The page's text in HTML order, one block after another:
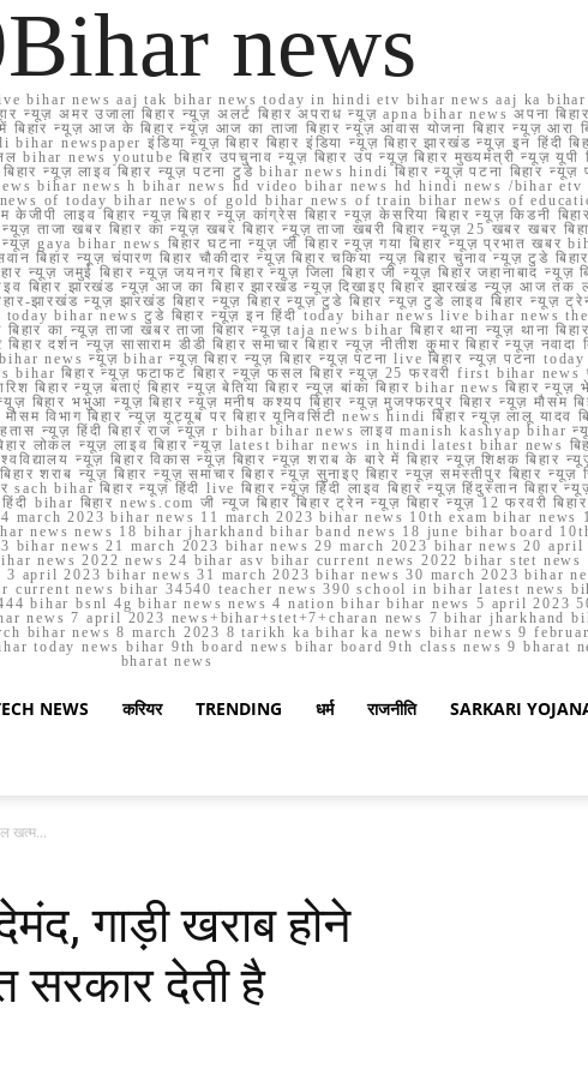
news
news aaj tak bihar news today in hindi etv bihar news aaj ka bihar
न्यूज़ अमर उजाला बिहार न्यूज़ अलर्ट बिहार अपराध न्यूज़ apna bihar news अपना
न्यूज़ आज के बिहार न्यूज़ आज का ताजा बिहार न्यूज़ आवास योजना बिहार न्यूज़ आरा
newspaper इंडिया न्यूज़ बिहार बिहार इंडिया न्यूज़ बिहार झारखंड न्यूज़ इन हिंदी
bihar news youtube बिहार उपचुनाव न्यूज़ बिहार उप न्यूज़ बिहार मुख्यमंत्री न्यूज़ यूपी
न्यूज़ लाइव बिहार न्यूज़ पटना टुडे bihar news hindi बिहार न्यूज़ पटना बिहार
news bihar news h bihar news hd video bihar news hd hindi news /bihar
news of today bihar news of gold bihar news of train bihar news of
लाइव बिहार न्यूज़ बिहार न्यूज़ कांग्रेस बिहार न्यूज़ केसरिया बिहार न्यूज़ किडनी
ताजा खबर बिहार का न्यूज़ खबर बिहार न्यूज़ ताजा खबरी बिहार न्यूज़ 25 खबर खबर
न्यूज़ gaya bihar news बिहार घटना न्यूज़ जी बिहार न्यूज़ गया बिहार न्यूज़ प्रभात
बिहार न्यूज़ चंपारण बिहार चौकीदार न्यूज़ बिहार चकिया न्यूज़ बिहार चुनाव न्यूज़ टुडे
जमुई बिहार न्यूज़ जयनगर बिहार न्यूज़ जिला बिहार जी न्यूज़ बिहार जहानाबाद न्यूज़
बिहार झारखंड न्यूज़ आज का बिहार झारखंड न्यूज़ दिखाइए बिहार झारखंड न्यूज़ आज तक
न्यूज़ झारखंड बिहार न्यूज़ बिहार न्यूज़ टुडे बिहार न्यूज़ टुडे लाइव बिहार न्यूज़ ट्रेन
today bihar news टुडे बिहार न्यूज़ इन हिंदी today bihar news live bihar news
का न्यूज़ ताजा खबर ताजा बिहार न्यूज़ taja news bihar बिहार थाना न्यूज़ थाना
दर्शन न्यूज़ सासाराम डीडी बिहार समाचार बिहार न्यूज़ नीतीश कुमार बिहार न्यूज़
news न्यूज़ bihar न्यूज़ बिहार न्यूज़ बिहार न्यूज़ पटना live बिहार न्यूज़ पटना today
बिहार न्यूज़ फटाफट बिहार न्यूज़ फसल बिहार न्यूज़ 25 फरवरी first bihar news
बिहार न्यूज़ बताएं बिहार न्यूज़ बेतिया बिहार न्यूज़ बांका बिहार bihar news बिहार
बिहार भभुआ न्यूज़ बिहार न्यूज़ मनीष कश्यप बिहार न्यूज़ मुजफ्फरपुर बिहार न्यूज़ मौसम
विभाग बिहार न्यूज़ यूट्यूब पर बिहार यूनिवर्सिटी news hindi बिहार न्यूज़ लालू यादव
न्यूज़ हिंदी बिहार राज न्यूज़ r bihar bihar news लाइव manish kashyap bihar
लोकल न्यूज़ लाइव बिहार न्यूज़ latest bihar news in hindi latest bihar news
न्यूज़ बिहार विकास न्यूज़ बिहार न्यूज़ शराब के बारे में बिहार न्यूज़ शिक्षक बिहार
न्यूज़ बिहार न्यूज़ समाचार बिहार न्यूज़ सुनाइए बिहार न्यूज़ समस्तीपुर बिहार न्यूज़
bihar बिहार न्यूज़ हिंदी live बिहार न्यूज़ हिंदी लाइव बिहार न्यूज़ हिंदुस्तान बिहार न्यूज़
हिंदी bihar बिहार news.com जी न्यूज बिहार बिहार ट्रेन न्यूज़ बिहार न्यूज़ 12
2023 bihar news 11 march 2023 bihar news 10th exam bihar
news news 18 bihar jharkhand bihar band news 18 june bihar board
bihar news 21 march 2023 bihar news 29 march 2023 bihar news 20
news 2022 news 24 bihar asv bihar current news 2022 bihar stet
april 2023 bihar news 31 march 2023 bihar news 30 march 2023 bihar
news bihar 34540 teacher news 390 school in bihar latest news
bihar bsnl 4g bihar news news 4 nation bihar bihar news 5 april 2023
news 7 april 2023 news+bihar+stet+7+charan news 7 bihar jharkhand
bihar news 8 march 2023 8 tarikh ka bihar ka news bihar news 9
today news bihar 9th board news bihar board 9th class news 9 bharat
bharat news
NEWS करियर TRENDING धर्म राजनीति SARKARI
खत्म...
गाड़ी खराब होने
सरकार देती है